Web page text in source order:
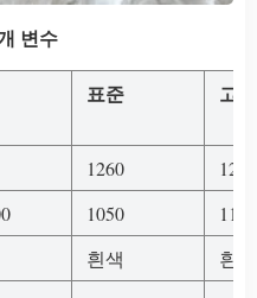
변수
표준 고
1260
1260
1050
1100
흰색
흰색